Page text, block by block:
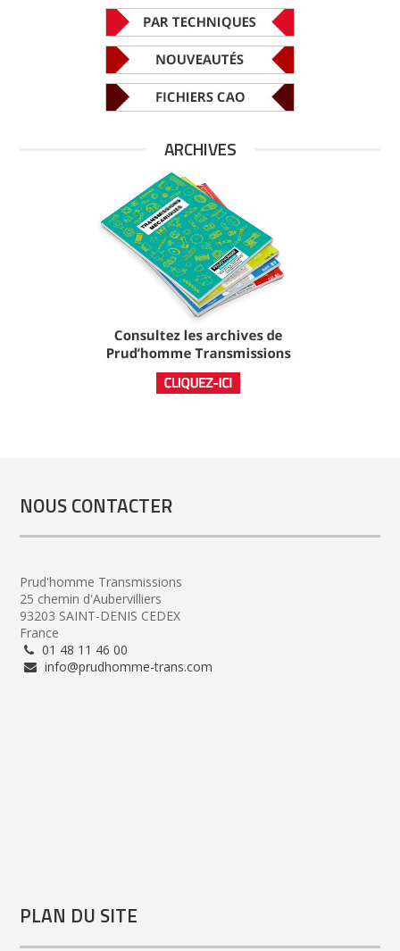
ARCHIVES
NOUS CONTACTER
Prud'homme Transmissions
25 chemin d'Aubervilliers
93203 SAINT-DENIS CEDEX
France
01 48 11 46 00
info@prudhomme-trans.com
PLAN DU SITE